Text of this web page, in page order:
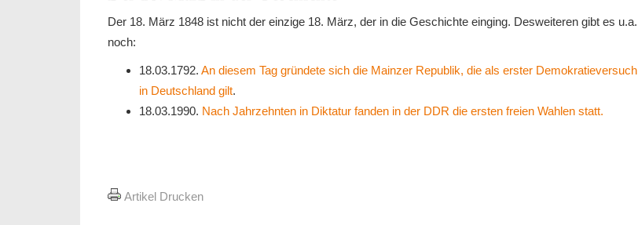
Der 18. März 1848 ist nicht der einzige 18. März, der in die Geschichte einging. Desweiteren gibt es u.a.
noch:
18.03.1792. An diesem Tag gründete sich die Mainzer Republik, die als erster Demokratieversuch
in Deutschland gilt.
18.03.1990. Nach Jahrzehnten in Diktatur fanden in der DDR die ersten freien Wahlen statt.
Artikel Drucken